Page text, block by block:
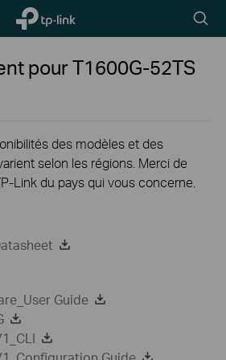
TP-Link,
Reliably
icon
pourT1600G-52TS
des modèles et des
selon les régions. Merci de
Link du pays qui vous concerne.
Guide